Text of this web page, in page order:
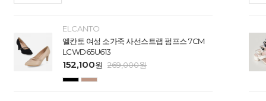
ELCANTO
엘칸토 여성 소가죽 사선스트랩 펌프스 7CM
LCWD65U613
152,100원 269,000원